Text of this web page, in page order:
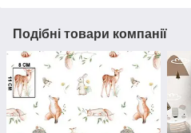
Подібні товари компанії